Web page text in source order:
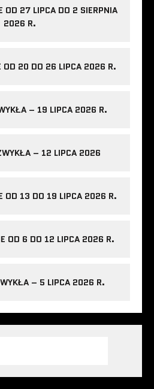
OD 27 LIPCA DO 2 SIERPNIA
2026 R.
OD 20 DO 26 LIPCA 2026 R.
– 19 LIPCA 2026 R.
– 12 LIPCA 2026
OD 13 DO 19 LIPCA 2026 R.
OD 6 DO 12 LIPCA 2026 R.
– 5 LIPCA 2026 R.